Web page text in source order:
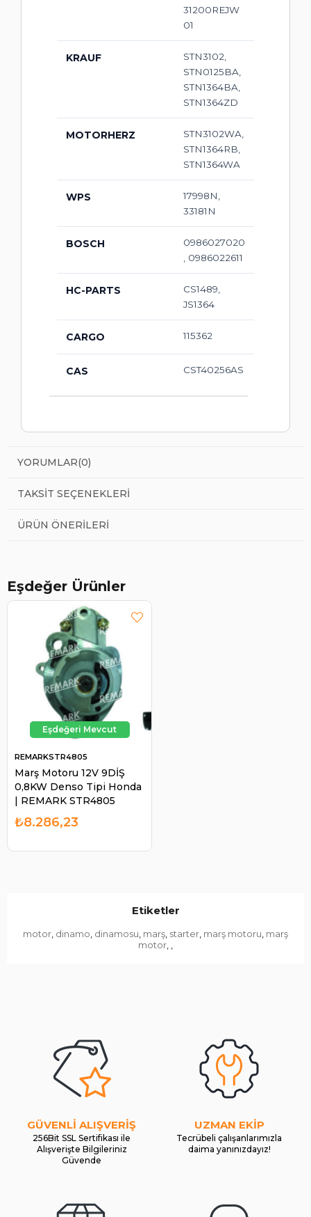
31200REJW
01
KRAUF
STN3102,
STN0125BA,
STN1364BA,
STN1364ZD
MOTORHERZ
STN3102WA,
STN1364RB,
STN1364WA
WPS
17998N,
33181N
BOSCH
0986027020
, 0986022611
HC-PARTS
CS1489,
JS1364
CARGO 115362
CAS CST40256AS
YORUMLAR(0)
TAKSIT SEÇENEKLERI
ÜRÜN ÖNERILERI
Eşdeğer Ürünler
Marş Motoru 12V 9DİŞ
0,8KW Denso Tipi Honda
| REMARK STR4805
REMARKSTR4805
₺8.286,23
Etiketler
motor dinamo dinamosu marş starter marş motoru marş
motor
GÜVENLİ ALIŞVERİŞ
256Bit SSL Sertifikası ile
Alışverişte Bilgileriniz
Güvende
UZMAN EKİP
Tecrübeli çalışanlarımızla
daima yanınızdayız!